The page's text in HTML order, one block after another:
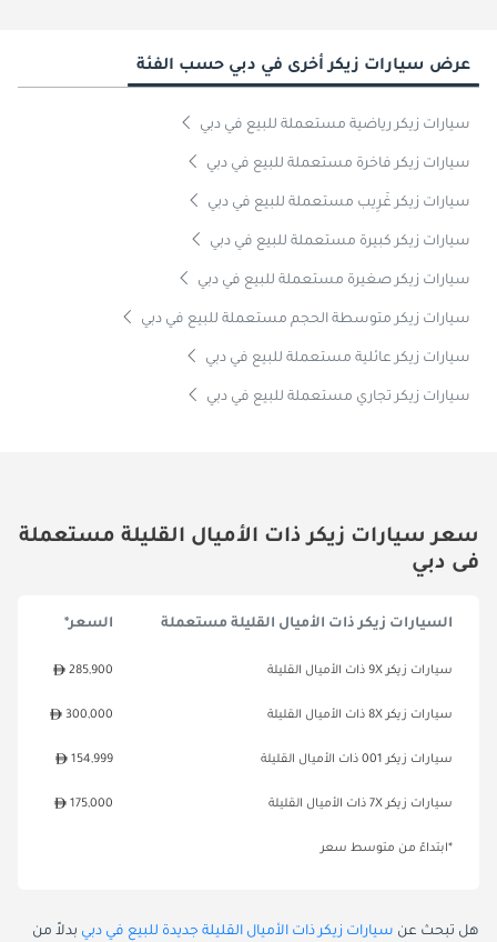
عرض سيارات زيكر أخرى في دبي حسب الفئة
سيارات زيكر رياضية مستعملة للبيع في دبي
سيارات زيكر فاخرة مستعملة للبيع في دبي
سيارات زيكر غَرِيب مستعملة للبيع في دبي
سيارات زيكر كبيرة مستعملة للبيع في دبي
سيارات زيكر صغيرة مستعملة للبيع في دبي
سيارات زيكر متوسطة الحجم مستعملة للبيع في دبي
سيارات زيكر عائلية مستعملة للبيع في دبي
سيارات زيكر تجاري مستعملة للبيع في دبي
سعر سيارات زيكر ذات الأميال القليلة مستعملة
فى دبي
السيارات زيكر ذات الأميال القليلة مستعملة السعر*
سيارات زيكر 9X ذات الأميال القليلة 285,900
سيارات زيكر 8X ذات الأميال القليلة 300,000
سيارات زيكر 001 ذات الأميال القليلة 154,999
سيارات زيكر 7X ذات الأميال القليلة 175,000
*ابتداءً من متوسط سعر
هل تبحث عن سيارات زيكر ذات الأميال القليلة جديدة للبيع في دبي بدلاً من